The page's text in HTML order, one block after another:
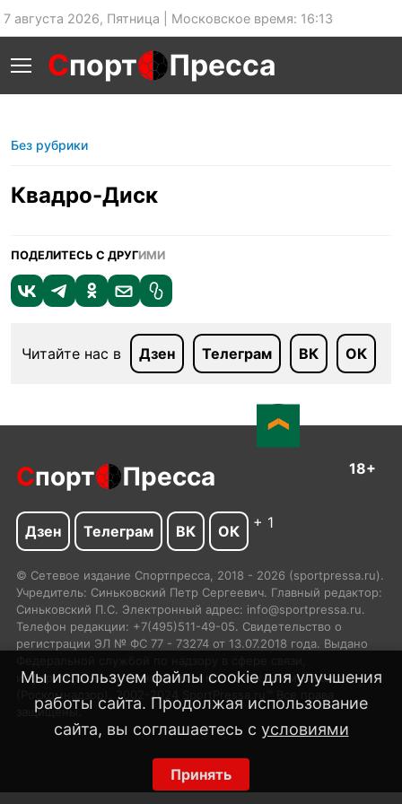
7 августа 2026, Пятница | Московское время: 16:13
Спорт Пресса
Без рубрики
Квадро-Диск
ПОДЕЛИТЕСЬ С ДРУГИМИ
Читайте нас в Дзен Телеграм ВК ОК
Мы используем файлы cookie для улучшения
работы сайта. Продолжая использование
сайта, вы соглашаетесь с условиями
Принять
Спорт Пресса 18+
Дзен Телеграм ВК ОК + 1
© Сетевое издание Спортпресса, 2018 - 2026 (sportpressa.ru).
Учредитель: Синьковский Петр Сергеевич. Главный редактор:
Синьковский П.С. Электронный адрес: info@sportpressa.ru.
Телефон редакции: +7(495)511-49-05. Свидетельство о
регистрации ЭЛ № ФС 77 - 73274 от 13.07.2018 года. Выдано
информационных технологий и массовых коммуникаций
(Роскомнадзор). 2002-2024 SportPressa.ru™ Все права
защищены.